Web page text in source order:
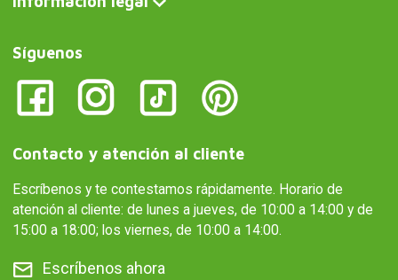
Síguenos
Contacto y atención al cliente
Escríbenos y te contestamos rápidamente. Horario de
atención al cliente: de lunes a jueves, de 10:00 a 14:00 y de
15:00 a 18:00; los viernes, de 10:00 a 14:00.
Escríbenos ahora